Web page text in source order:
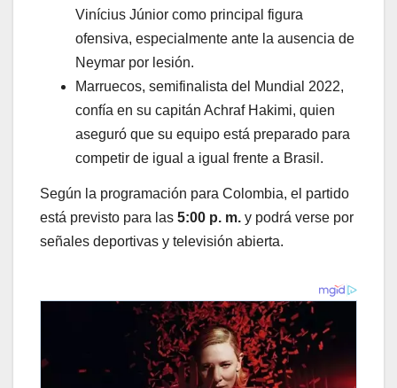
Vinícius Júnior como principal figura
ofensiva, especialmente ante la ausencia de
Neymar por lesión.
Marruecos, semifinalista del Mundial 2022,
confía en su capitán Achraf Hakimi, quien
aseguró que su equipo está preparado para
competir de igual a igual frente a Brasil.
Según la programación para Colombia, el partido
está previsto para las 5:00 p. m. y podrá verse por
señales deportivas y televisión abierta.